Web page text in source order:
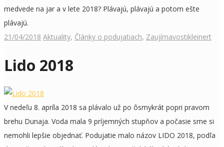
medvede na jar a v lete 2018? Plávajú, plávajú a potom ešte
plávajú.
21/04/2018 Aktuality, Články o podujatiach, Zaujímavostikleinert
Lido 2018
V nedeľu 8. apríla 2018 sa plávalo už po ôsmykrát popri pravom
brehu Dunaja. Voda mala 9 príjemných stupňov a počasie sme si
nemohli lepšie objednať. Podujatie malo názov LIDO 2018, podľa